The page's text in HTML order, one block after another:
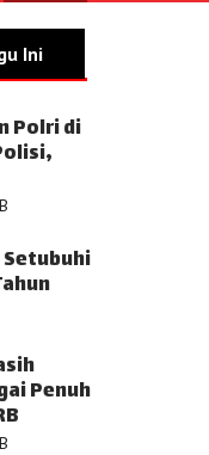
Ini
Polri di
Setubuhi
Penuh